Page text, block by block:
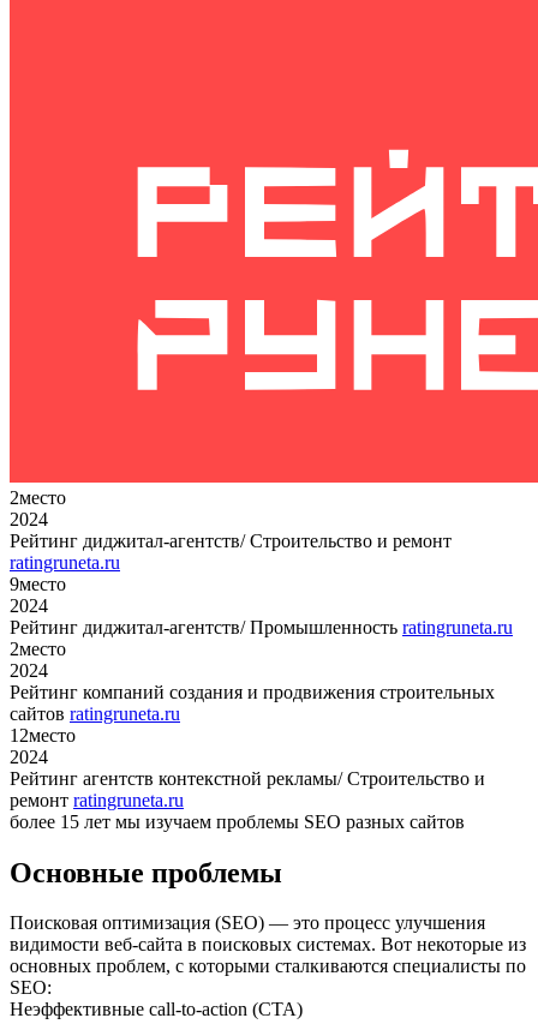
2место
2024
Рейтинг диджитал-агентств/ Строительство и ремонт
ratingruneta.ru
9место
2024
Рейтинг диджитал-агентств/ Промышленность ratingruneta.ru
2место
2024
Рейтинг компаний создания и продвижения строительных
сайтов ratingruneta.ru
12место
2024
Рейтинг агентств контекстной рекламы/ Строительство и
ремонт ratingruneta.ru
более 15 лет мы изучаем проблемы SEO разных сайтов
Основные проблемы
Поисковая оптимизация (SEO) — это процесс улучшения
видимости веб-сайта в поисковых системах. Вот некоторые из
основных проблем, с которыми сталкиваются специалисты по
SEO:
Неэффективные call-to-action (CTA)